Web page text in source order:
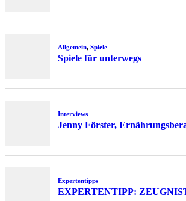
Allgemein, Spiele
Spiele für unterwegs
Interviews
Jenny Förster,
Expertentipps
EXPERTENTIPP: